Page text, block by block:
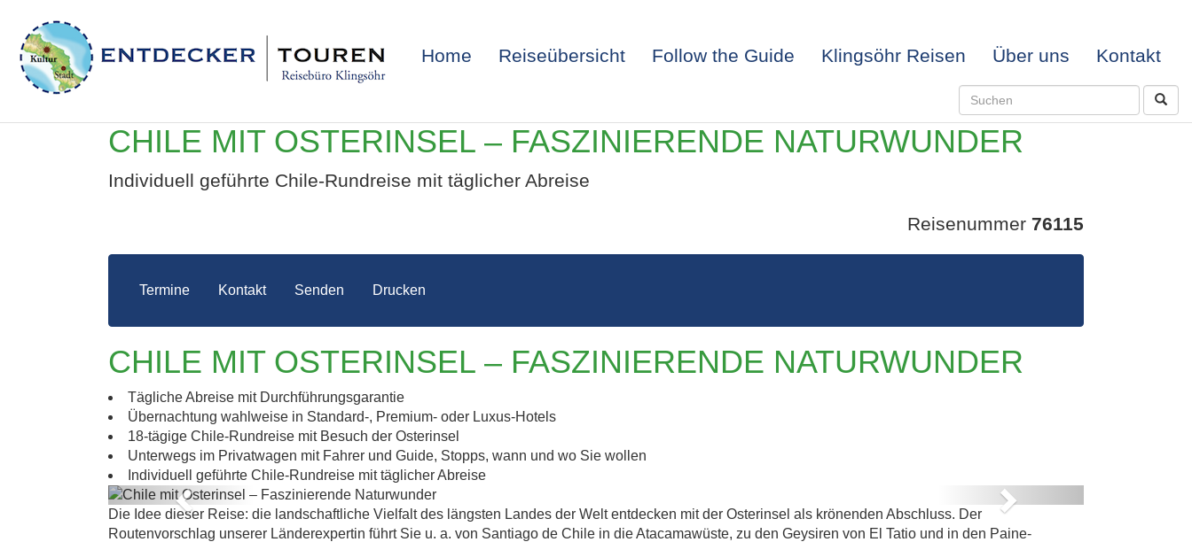
Home Reiseübersicht Follow the Guide Klingsöhr Reisen Über uns Kontakt
CHILE MIT OSTERINSEL –
FASZINIERENDE
NATURWUNDER
CHILE MIT OSTERINSEL – FASZINIERENDE NATURWUNDER
Individuell geführte Chile-Rundreise mit täglicher Abreise
Reisenummer 76115
Termine Kontakt Senden Drucken
CHILE MIT OSTERINSEL – FASZINIERENDE NATURWUNDER
Tägliche Abreise mit Durchführungsgarantie
Übernachtung wahlweise in Standard-, Premium- oder Luxus-Hotels
18-tägige Chile-Rundreise mit Besuch der Osterinsel
Unterwegs im Privatwagen mit Fahrer und Guide, Stopps, wann und wo Sie wollen
Individuell geführte Chile-Rundreise mit täglicher Abreise
Chile mit Osterinsel – Faszinierende Naturwunder
Previous Next
Die Idee dieser Reise: die landschaftliche Vielfalt des längsten Landes der Welt entdecken mit der Osterinsel als krönenden Abschluss. Der
Routenvorschlag unserer Länderexpertin führt Sie u. a. von Santiago de Chile in die Atacamawüste, zu den Geysiren von El Tatio und in den Paine-